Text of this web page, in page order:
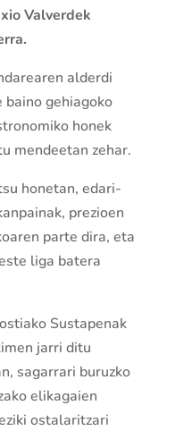
Valverdek
alderdi
gehiagoko
honek
mendeetan zehar.
honetan, edari-
prezioen
parte dira, eta
liga batera
Sustapenak
jarri ditu
sagarrari buruzko
elikagaien
ostalaritzari